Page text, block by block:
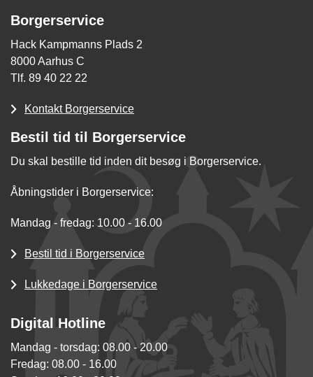
Borgerservice
Hack Kampmanns Plads 2
8000 Aarhus C
Tlf. 89 40 22 22
Kontakt Borgerservice
Bestil tid til Borgerservice
Du skal bestille tid inden dit besøg i Borgerservice.
Åbningstider i Borgerservice:
Mandag - fredag: 10.00 - 16.00
Bestil tid i Borgerservice
Lukkedage i Borgerservice
Digital Hotline
Mandag - torsdag: 08.00 - 20.00
Fredag: 08.00 - 16.00